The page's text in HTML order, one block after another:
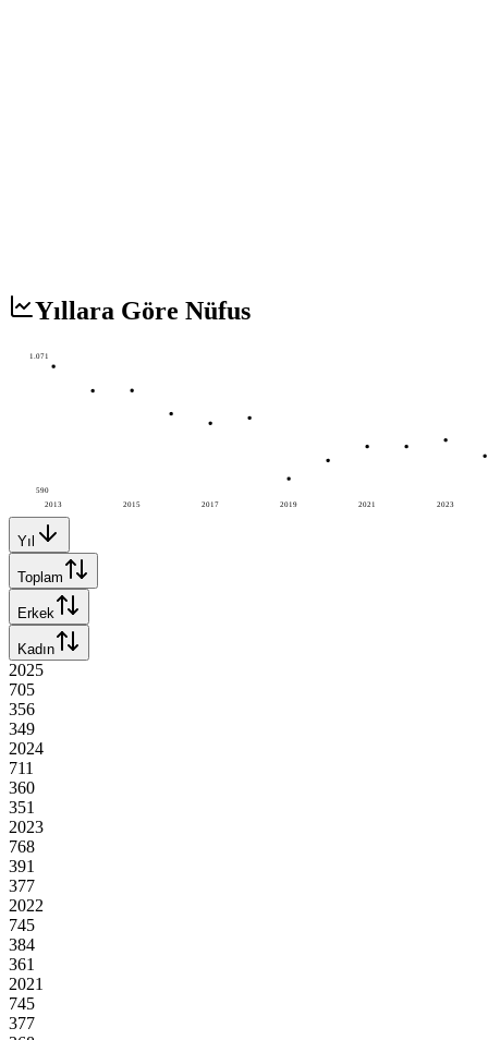
Yıllara Göre Nüfus
2013 2015 2017 2019 2021 2023
1.071
590
Yıl
Toplam
Erkek
Kadın
2025
705
356
349
2024
711
360
351
2023
768
391
377
2022
745
384
361
2021
745
377